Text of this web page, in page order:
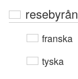
resebyrån
franska
tyska